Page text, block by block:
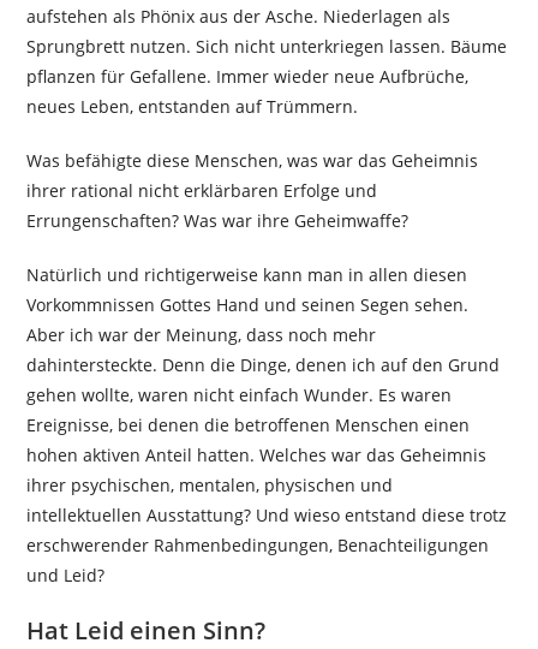
aufstehen als Phönix aus der Asche. Niederlagen als
Sprungbrett nutzen. Sich nicht unterkriegen lassen. Bäume
pflanzen für Gefallene. Immer wieder neue Aufbrüche,
neues Leben, entstanden auf Trümmern.
Was befähigte diese Menschen, was war das Geheimnis
ihrer rational nicht erklärbaren Erfolge und
Errungenschaften? Was war ihre Geheimwaffe?
Natürlich und richtigerweise kann man in allen diesen
Vorkommnissen Gottes Hand und seinen Segen sehen.
Aber ich war der Meinung, dass noch mehr
dahintersteckte. Denn die Dinge, denen ich auf den Grund
gehen wollte, waren nicht einfach Wunder. Es waren
Ereignisse, bei denen die betroffenen Menschen einen
hohen aktiven Anteil hatten. Welches war das Geheimnis
ihrer psychischen, mentalen, physischen und
intellektuellen Ausstattung? Und wieso entstand diese trotz
erschwerender Rahmenbedingungen, Benachteiligungen
und Leid?
Hat Leid einen Sinn?